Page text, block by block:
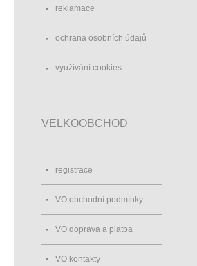
reklamace
ochrana osobních údajů
využívání cookies
VELKOOBCHOD
registrace
VO obchodní podmínky
VO doprava a platba
VO kontakty